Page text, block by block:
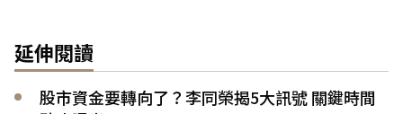
延伸閱讀
股市資金要轉向了？李同榮揭5大訊號 關鍵時間